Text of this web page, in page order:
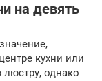
на девять
кухни или
однако